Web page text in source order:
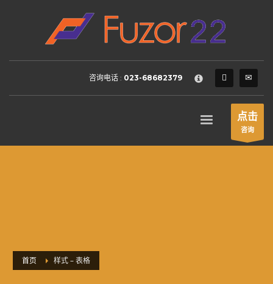
HOW TO SHOP
Login or create new account.
2 Review your order.
FREEshipment
If you still have problems, please let us know, by sending an
SHOWROOM HOURS
咨询电话 : 023-68682379
点击
咨询
首页 样式 – 表格